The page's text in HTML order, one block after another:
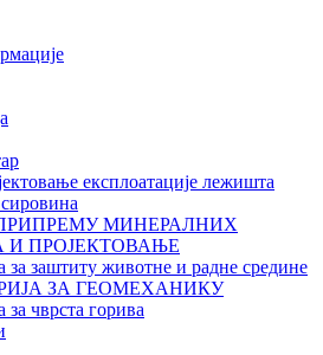
експлоатације лежишта
МИНЕРАЛНИХ
И ПРОЈЕКТОВАЊЕ
за заштиту животне и радне средине
ЗА ГЕОМЕХАНИКУ
за чврста горива